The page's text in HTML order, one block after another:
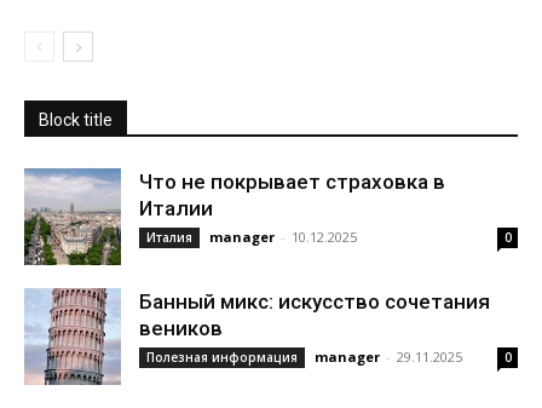
Block title
Что не покрывает страховка в
Италии
Италия manager - 10.12.2025 0
Банный микс: искусство сочетания
веников
Полезная информация manager - 29.11.2025 0